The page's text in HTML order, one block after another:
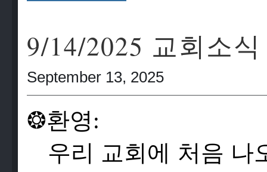
9/14/2025 교회소식
September 13, 2025
❂환영:
우리 교회에 처음 나